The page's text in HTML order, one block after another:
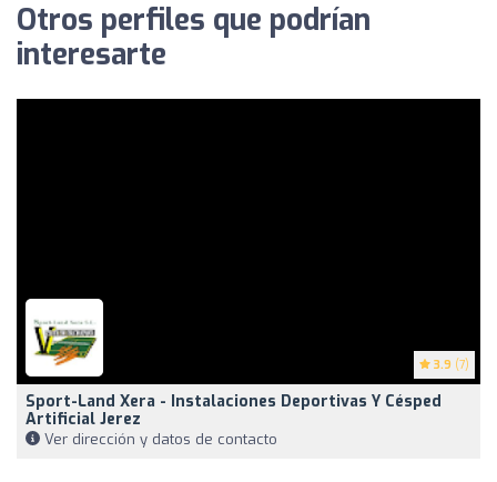
Otros perfiles que podrían
interesarte
3.9 (7)
Sport-Land Xera - Instalaciones Deportivas Y Césped
Artificial Jerez
Ver dirección y datos de contacto